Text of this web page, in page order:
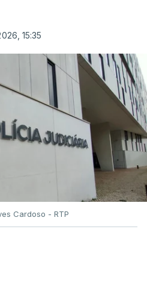
15:35
Cardoso - RTP